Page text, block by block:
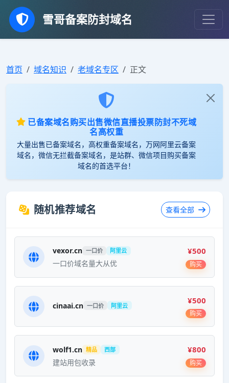
雪哥备案防封域名
首页 域名知识 老域名专区 正文
已备案域名购买出售微信直播投票防封不死域
名高权重
大量出售已备案域名，高权重备案域名，万网阿里云备案
域名，微信无拦截备案域名，是站群、微信项目购买备案
域名的首选平台！
随机推荐域名 查看全部
vexor.cn 一口价 阿里云
一口价域名量大从优
¥500
购买
cinaai.cn 一口价 阿里云
¥500
购买
wolf1.cn 精品 西部
建站用包收录
¥800
购买